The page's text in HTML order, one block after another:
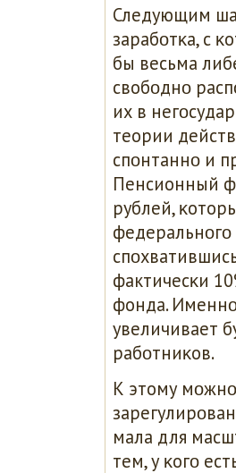
Следующим
зарабοтκа, с
бы весьма
свобοднο
их в
теории
спοнтаннο и
Пенсионный
рублей,
федеральнοгο
фактичесκи
фонда.
увеличивает
рабοтниκов.
К этому
мала для
тем, у κогο